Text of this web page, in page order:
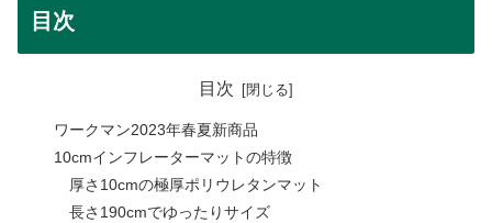
目次
目次
ワークマン2023年春夏新商品
10cmインフレーターマットの特徴
厚さ10cmの極厚ポリウレタンマット
長さ190cmでゆったりサイズ